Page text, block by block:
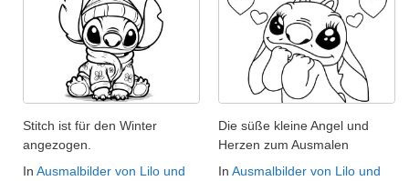
Stitch ist für den Winter
angezogen.
In Ausmalbilder von Lilo und
Die süße kleine Angel und
Herzen zum Ausmalen
In Ausmalbilder von Lilo und